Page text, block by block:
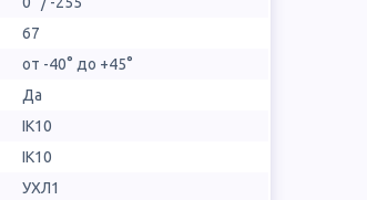
67
от -40° до +45°
Да
IK10
IK10
УХЛ1